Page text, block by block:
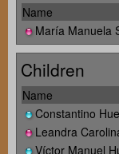
Name
María Manuela
Children
Name
Constantino
Leandra
Víctor Manuel